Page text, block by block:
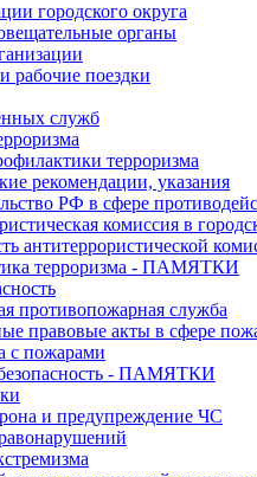
городского округа
органы
рабочие поездки
служб
терроризма
рекомендации, указания
РФ в сфере
комиссия в
антитеррористической
терроризма - ПАМЯТКИ
противопожарная служба
правовые акты в сфере
с пожарами
- ПАМЯТКИ
и предупреждение ЧС